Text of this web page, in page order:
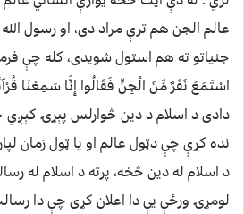
عالم الجن هم ترې مراد دی، او رسول
جنیاتو ته هم استول شویدی، کله چې
دادی د اسلام د دین څوارلس پېړۍ
نده کړې چې دټول عالم او یا ټول زمان
د اسلام له دین څخه، پرته د اسلام له
لومړۍ ورځې یې دا اعلان کړی چې دا